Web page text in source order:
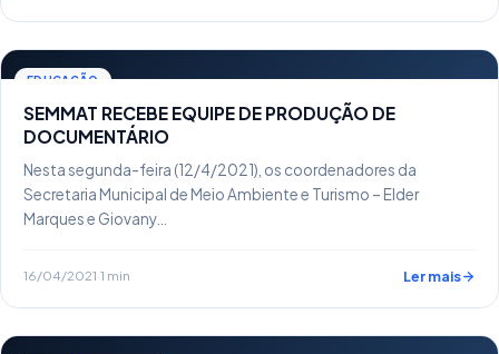
EDUCAÇÃO
SEMMAT RECEBE EQUIPE DE PRODUÇÃO DE
DOCUMENTÁRIO
Nesta segunda-feira (12/4/2021), os coordenadores da
Secretaria Municipal de Meio Ambiente e Turismo – Elder
Marques e Giovany…
16/04/2021·1 min Ler mais